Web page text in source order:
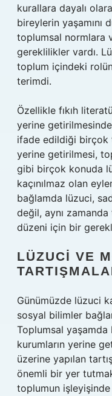
kurallara dayalı
bireylerin yaşamını
toplumsal normlara
gereklilikler vardı.
toplum içindeki
terimdi.
Özellikle fıkıh
yerine
ifade edildiği birçok
yerine getirilmesi,
gibi birçok konuda
kaçınılmaz olan
bağlamda lüzuci,
değil, aynı
düzeni için bir
LÜZUCI VE
Günümüzde lüzuci
sosyal bilimler
Toplumsal
kurumların yerine
üzerine yapılan
önemli bir yer
toplumun